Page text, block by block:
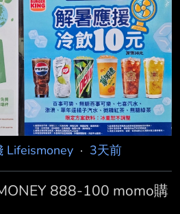
rEpKLq.jpg 購買成功紀錄 --
也是一杯喝到飽 我也聽說
但我去的門市不在那上面，還
真的有嗎？ 認真說漢堡王的
喝 流浪到淡水 10元也可以續
在特價名單裡面我也是很意外
買這個 應該可以跟店員說 去
都超過
Lifeismoney · 3天前
888-100 momo購